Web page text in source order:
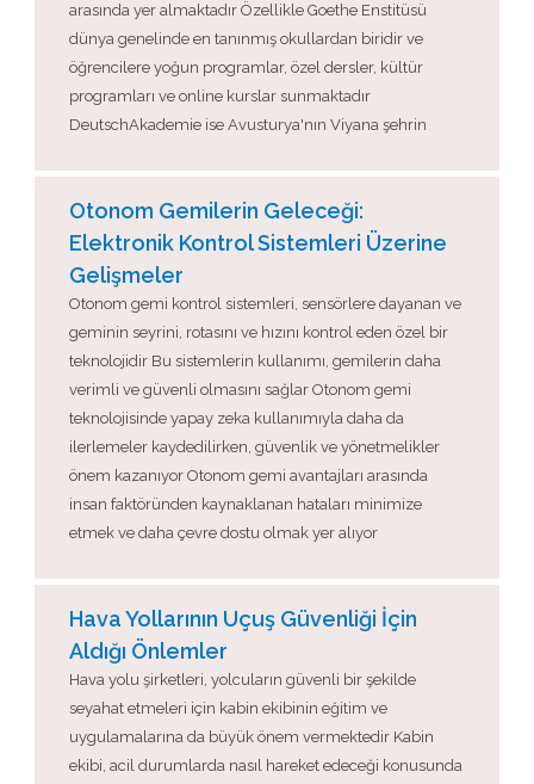
arasında yer almaktadır Özellikle Goethe Enstitüsü
dünya genelinde en tanınmış okullardan biridir ve
öğrencilere yoğun programlar, özel dersler, kültür
programları ve online kurslar sunmaktadır
DeutschAkademie ise Avusturya'nın Viyana şehrin
Otonom Gemilerin Geleceği:
Elektronik Kontrol Sistemleri Üzerine
Gelişmeler
Otonom gemi kontrol sistemleri, sensörlere dayanan ve
geminin seyrini, rotasını ve hızını kontrol eden özel bir
teknolojidir Bu sistemlerin kullanımı, gemilerin daha
verimli ve güvenli olmasını sağlar Otonom gemi
teknolojisinde yapay zeka kullanımıyla daha da
ilerlemeler kaydedilirken, güvenlik ve yönetmelikler
önem kazanıyor Otonom gemi avantajları arasında
insan faktöründen kaynaklanan hataları minimize
etmek ve daha çevre dostu olmak yer alıyor
Hava Yollarının Uçuş Güvenliği İçin
Aldığı Önlemler
Hava yolu şirketleri, yolcuların güvenli bir şekilde
seyahat etmeleri için kabin ekibinin eğitim ve
uygulamalarına da büyük önem vermektedir Kabin
ekibi, acil durumlarda nasıl hareket edeceği konusunda